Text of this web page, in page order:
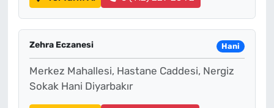
Zehra Eczanesi Hani
Merkez Mahallesi, Hastane Caddesi, Nergiz
Sokak Hani Diyarbakır